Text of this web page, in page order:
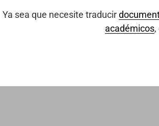
Ya sea que necesite traducir
académicos,